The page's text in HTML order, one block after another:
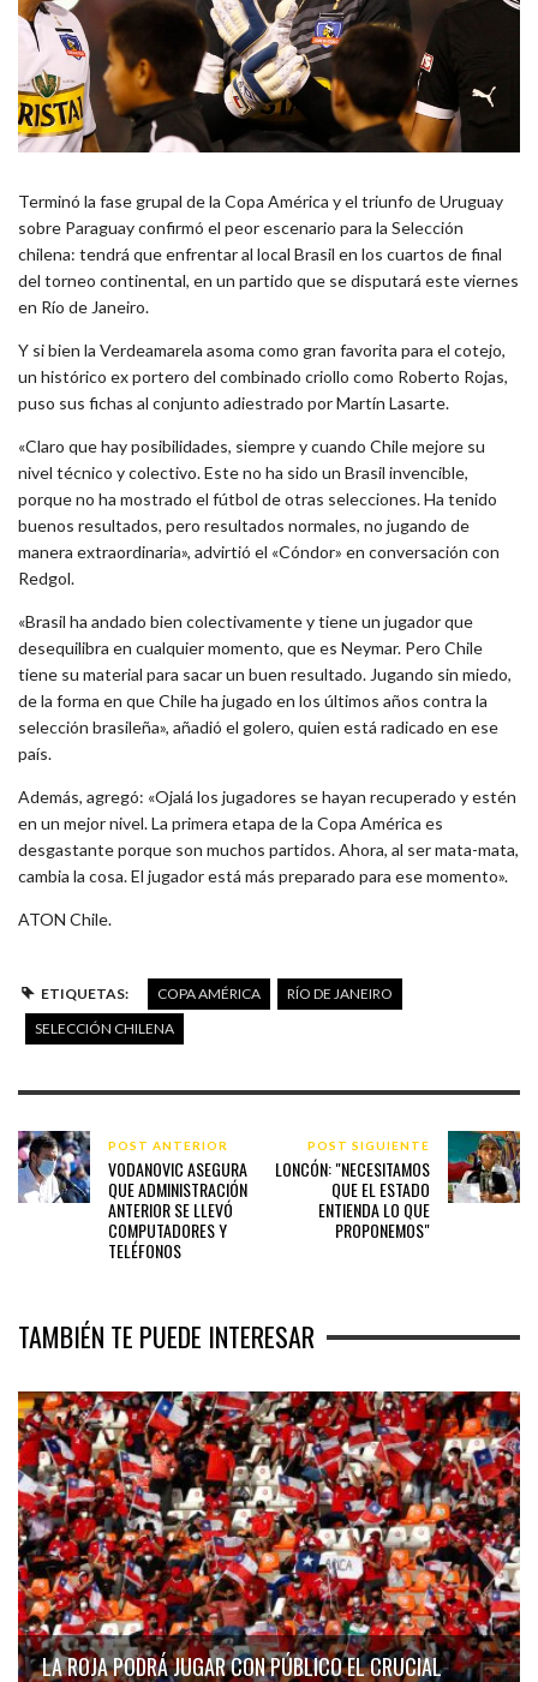
Terminó la fase grupal de la Copa América y el triunfo de Uruguay
sobre Paraguay confirmó el peor escenario para la Selección
chilena: tendrá que enfrentar al local Brasil en los cuartos de final
del torneo continental, en un partido que se disputará este viernes
en Río de Janeiro.
Y si bien la Verdeamarela asoma como gran favorita para el cotejo,
un histórico ex portero del combinado criollo como Roberto Rojas,
puso sus fichas al conjunto adiestrado por Martín Lasarte.
«Claro que hay posibilidades, siempre y cuando Chile mejore su
nivel técnico y colectivo. Este no ha sido un Brasil invencible,
porque no ha mostrado el fútbol de otras selecciones. Ha tenido
buenos resultados, pero resultados normales, no jugando de
manera extraordinaria», advirtió el «Cóndor» en conversación con
Redgol.
«Brasil ha andado bien colectivamente y tiene un jugador que
desequilibra en cualquier momento, que es Neymar. Pero Chile
tiene su material para sacar un buen resultado. Jugando sin miedo,
de la forma en que Chile ha jugado en los últimos años contra la
selección brasileña», añadió el golero, quien está radicado en ese
país.
Además, agregó: «Ojalá los jugadores se hayan recuperado y estén
en un mejor nivel. La primera etapa de la Copa América es
desgastante porque son muchos partidos. Ahora, al ser mata-mata,
cambia la cosa. El jugador está más preparado para ese momento».
ATON Chile.
ETIQUETAS: COPA AMÉRICA
RÍO DE JANEIRO
SELECCIÓN CHILENA
POST ANTERIOR
VODANOVIC ASEGURA
QUE ADMINISTRACIÓN
ANTERIOR SE LLEVÓ
COMPUTADORES Y
TELÉFONOS
POST SIGUIENTE
LONCÓN: "NECESITAMOS
QUE EL ESTADO
ENTIENDA LO QUE
PROPONEMOS"
TAMBIÉN TE PUEDE INTERESAR
LA ROJA PODRÁ JUGAR CON PÚBLICO EL CRUCIAL